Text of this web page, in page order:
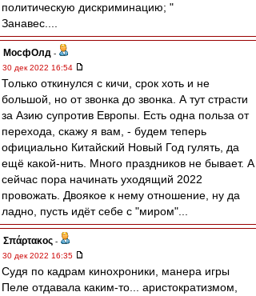
политическую дискриминацию; "
Занавес....
МосфОлд -
30 дек 2022 16:54
Только откинулся с кичи, срок хоть и не
большой, но от звонка до звонка. А тут страсти
за Азию супротив Европы. Есть одна польза от
перехода, скажу я вам, - будем теперь
официально Китайский Новый Год гулять, да
ещё какой-нить. Много праздников не бывает. А
сейчас пора начинать уходящий 2022
провожать. Двоякое к нему отношение, ну да
ладно, пусть идёт себе с "миром"...
Σπάρτακος -
30 дек 2022 16:35
Судя по кадрам кинохроники, манера игры
Пеле отдавала каким-то... аристократизмом,